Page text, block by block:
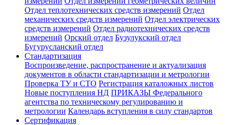
Отдел теплотехнических средств измерений Отдел
механических средств измерений Отдел электрических
средств измерений Отдел радиотехнических средств
измерений Орский отдел Бузулукский отдел
Бугурусланский отдел
Стандартизация
Воспроизведение, распространение и актуализация
документов в области стандартизации и метрологии
Проверка ТУ и СТО Регистрация каталожных листов
Новые поступления НД ПРИКАЗЫ Федерального
агентства по техническому регулированию и
метрологии Календарь вступления в силу стандартов
Сертификация